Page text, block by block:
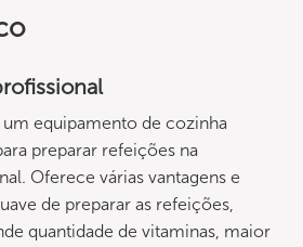
equipamento de cozinha
preparar refeições na
Oferece várias vantagens e
de preparar as refeições,
quantidade de vitaminas, maior